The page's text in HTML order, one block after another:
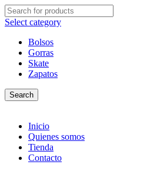
Select category
Bolsos
Gorras
Skate
Zapatos
Search
Inicio
Quienes somos
Tienda
Contacto